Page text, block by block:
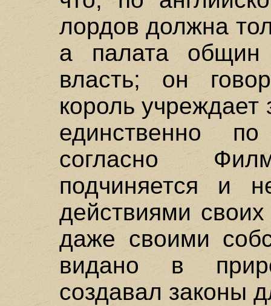
лордов должна
а палата
власть; он
король учреждает
единственно
согласно
подчиняется и
действиями
даже своими
видано в
создавал законы